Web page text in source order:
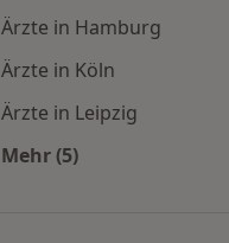
Ärzte in Hamburg
Ärzte in Köln
Ärzte in Leipzig
Mehr (5)